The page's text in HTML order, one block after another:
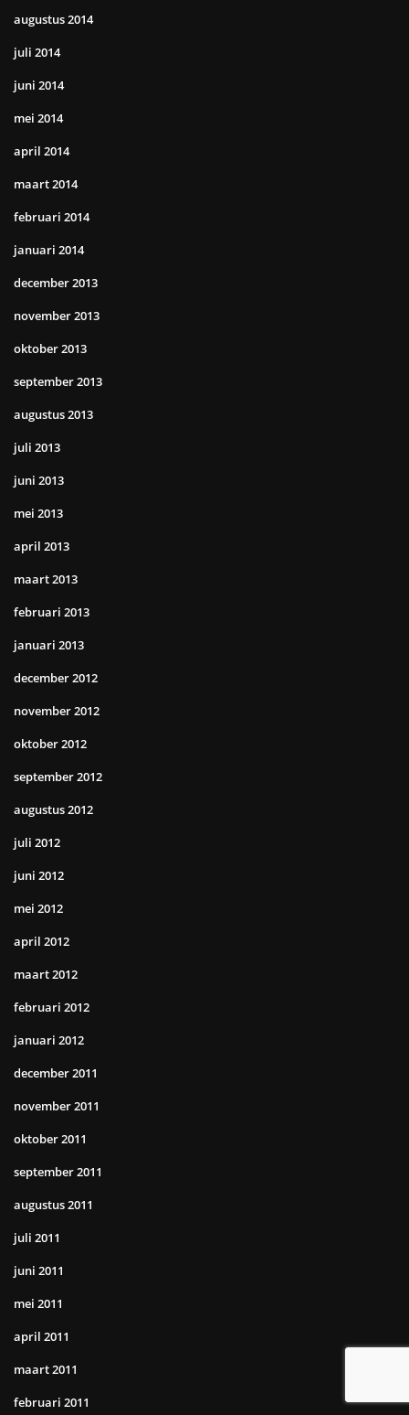
augustus 2014
juli 2014
juni 2014
mei 2014
april 2014
maart 2014
februari 2014
januari 2014
december 2013
november 2013
oktober 2013
september 2013
augustus 2013
juli 2013
juni 2013
mei 2013
april 2013
maart 2013
februari 2013
januari 2013
december 2012
november 2012
oktober 2012
september 2012
augustus 2012
juli 2012
juni 2012
mei 2012
april 2012
maart 2012
februari 2012
januari 2012
december 2011
november 2011
oktober 2011
september 2011
augustus 2011
juli 2011
juni 2011
mei 2011
april 2011
maart 2011
februari 2011